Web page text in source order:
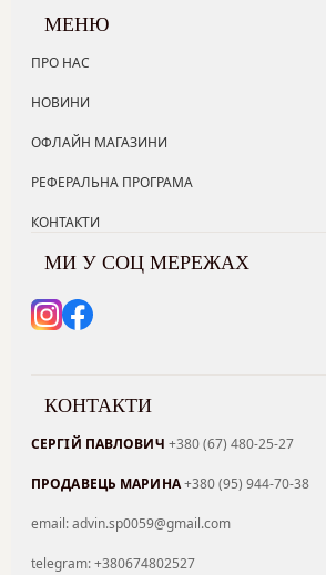
МЕНЮ
ПРО НАС
НОВИНИ
ОФЛАЙН МАГАЗИНИ
РЕФЕРАЛЬНА ПРОГРАМА
КОНТАКТИ
МИ У СОЦ МЕРЕЖАХ
КОНТАКТИ
СЕРГІЙ ПАВЛОВИЧ +380 (67) 480-25-27
ПРОДАВЕЦЬ МАРИНА+380 (95) 944-70-38
email: advin.sp0059@gmail.com
telegram: +380674802527